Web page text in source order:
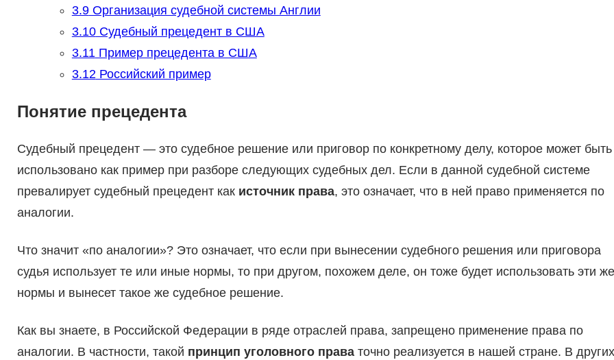
3.9Организация судебной системы Англии
3.10Судебный прецедент в США
3.11Пример прецедента в США
3.12Российский пример
Понятие прецедента
Судебный прецедент — это судебное решение или приговор по конкретному делу, которое может быть
использовано как пример при разборе следующих судебных дел. Если в данной судебной системе
превалирует судебный прецедент как источник права, это означает, что в ней право применяется по
аналогии.
Что значит «по аналогии»? Это означает, что если при вынесении судебного решения или приговора
судья использует те или иные нормы, то при другом, похожем деле, он тоже будет использовать эти же
нормы и вынесет такое же судебное решение.
Как вы знаете, в Российской Федерации в ряде отраслей права, запрещено применение права по
аналогии. В частности, такой принцип уголовного праваточно реализуется в нашей стране. В других